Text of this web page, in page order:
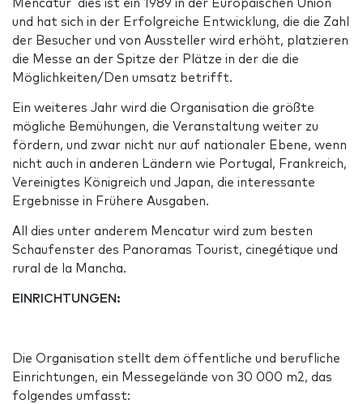
Mencatur dies ist ein 1989 in der Europäischen Union
und hat sich in der Erfolgreiche Entwicklung, die die Zahl
der Besucher und von Aussteller wird erhöht, platzieren
die Messe an der Spitze der Plätze in der die die
Möglichkeiten/Den umsatz betrifft.
Ein weiteres Jahr wird die Organisation die größte
mögliche Bemühungen, die Veranstaltung weiter zu
fördern, und zwar nicht nur auf nationaler Ebene, wenn
nicht auch in anderen Ländern wie Portugal, Frankreich,
Vereinigtes Königreich und Japan, die interessante
Ergebnisse in Frühere Ausgaben.
All dies unter anderem Mencatur wird zum besten
Schaufenster des Panoramas Tourist, cinegétique und
rural de la Mancha.
EINRICHTUNGEN:
Die Organisation stellt dem öffentliche und berufliche
Einrichtungen, ein Messegelände von 30 000 m2, das
folgendes umfasst: